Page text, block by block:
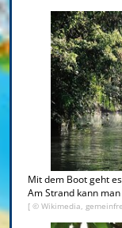
Mit dem Boot geht
Am Strand kann
[ © Wikimedia,